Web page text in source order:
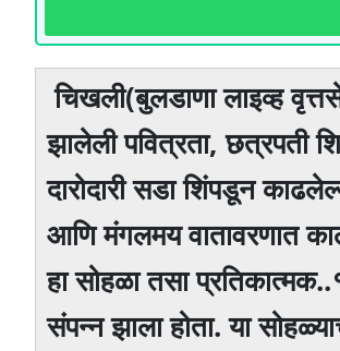
चिखली(बुलडाणा लाइव्ह
झालेली पवित्रता, छत्रपती
दारोदारी सडा शिंपडून
आणि मंगलमय वातावरणात
हा सोहळा तसा
संपन्न झाला होता. या